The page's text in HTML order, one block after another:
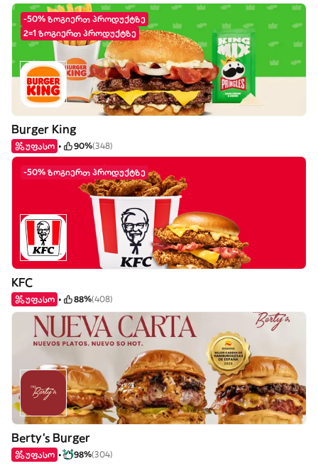
-50% ზოგიერთ პროდუქტზე
2=1 ზოგიერთ პროდუქტზე
Burger King
უფასო 90%(348)
-50% ზოგიერთ პროდუქტზე
KFC
უფასო 88%(408)
Berty's Burger
უფასო 98%(304)